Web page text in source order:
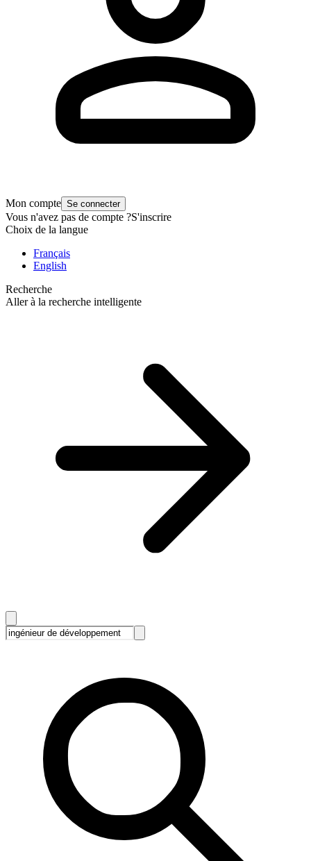
Mon compte Se connecter
Vous n'avez pas de compte ?S'inscrire
Choix de la langue
Français
English
Recherche
Aller à la recherche intelligente